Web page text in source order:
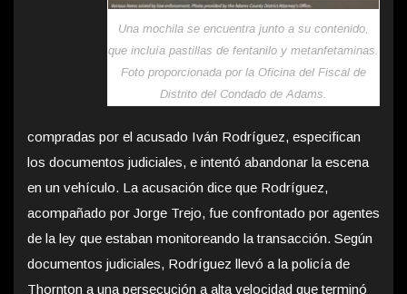
Una mochila se encuentra junto a su contenido,
que incluía pastillas de fentanilo y metanfetaminas.
Foto proporcionada por la Oficina del Fiscal de
Distrito del Condado de Adams.
compradas por el acusado Iván Rodríguez, especifican
los documentos judiciales, e intentó abandonar la escena
en un vehículo. La acusación dice que Rodríguez,
acompañado por Jorge Trejo, fue confrontado por agentes
de la ley que estaban monitoreando la transacción. Según
documentos judiciales, Rodríguez llevó a la policía de
Thornton a una persecución a alta velocidad que terminó